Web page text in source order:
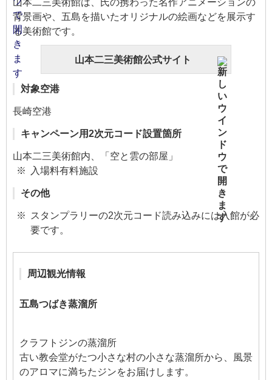
山本二三美術館は、氏の携わった名作アニメーションの
背景画や、五島を描いたオリジナルの絵画などを展示す
る美術館です。
山本二三美術館公式サイト
対象空港
長崎空港
キャンペーン用2次元コード設置箇所
山本二三美術館内、「空と雲の部屋」
入場料有料施設
その他
スタンプラリーの2次元コード読み込みには入館が必
要です。
周辺観光情報
五島つばき蒸溜所
クラフトジンの蒸溜所
古い教会堂がたつ小さな村の小さな蒸溜所から、風景
のアロマに満ちたジンをお届けします。